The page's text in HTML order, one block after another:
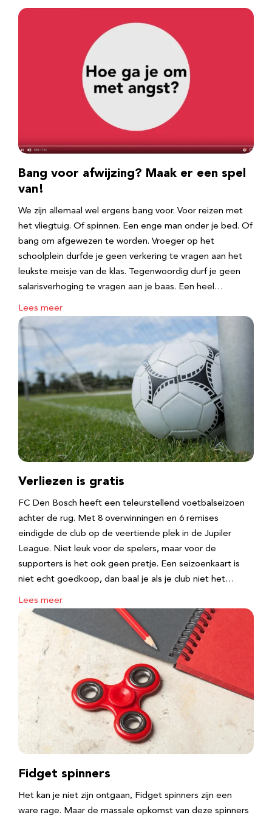
Bang voor afwijzing? Maak er een spel
van!
We zijn allemaal wel ergens bang voor. Voor reizen met
het vliegtuig. Of spinnen. Een enge man onder je bed. Of
bang om afgewezen te worden. Vroeger op het
schoolplein durfde je geen verkering te vragen aan het
leukste meisje van de klas. Tegenwoordig durf je geen
salarisverhoging te vragen aan je baas. Een heel…
Lees meer
Verliezen is gratis
FC Den Bosch heeft een teleurstellend voetbalseizoen
achter de rug. Met 8 overwinningen en 6 remises
eindigde de club op de veertiende plek in de Jupiler
League. Niet leuk voor de spelers, maar voor de
supporters is het ook geen pretje. Een seizoenkaart is
niet echt goedkoop, dan baal je als je club niet het…
Lees meer
Fidget spinners
Het kan je niet zijn ontgaan, Fidget spinners zijn een
ware rage. Maar de massale opkomst van deze spinners